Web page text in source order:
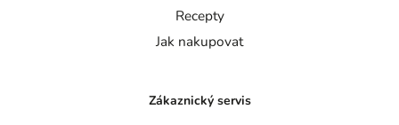
Recepty
Jak nakupovat
Zákaznický servis